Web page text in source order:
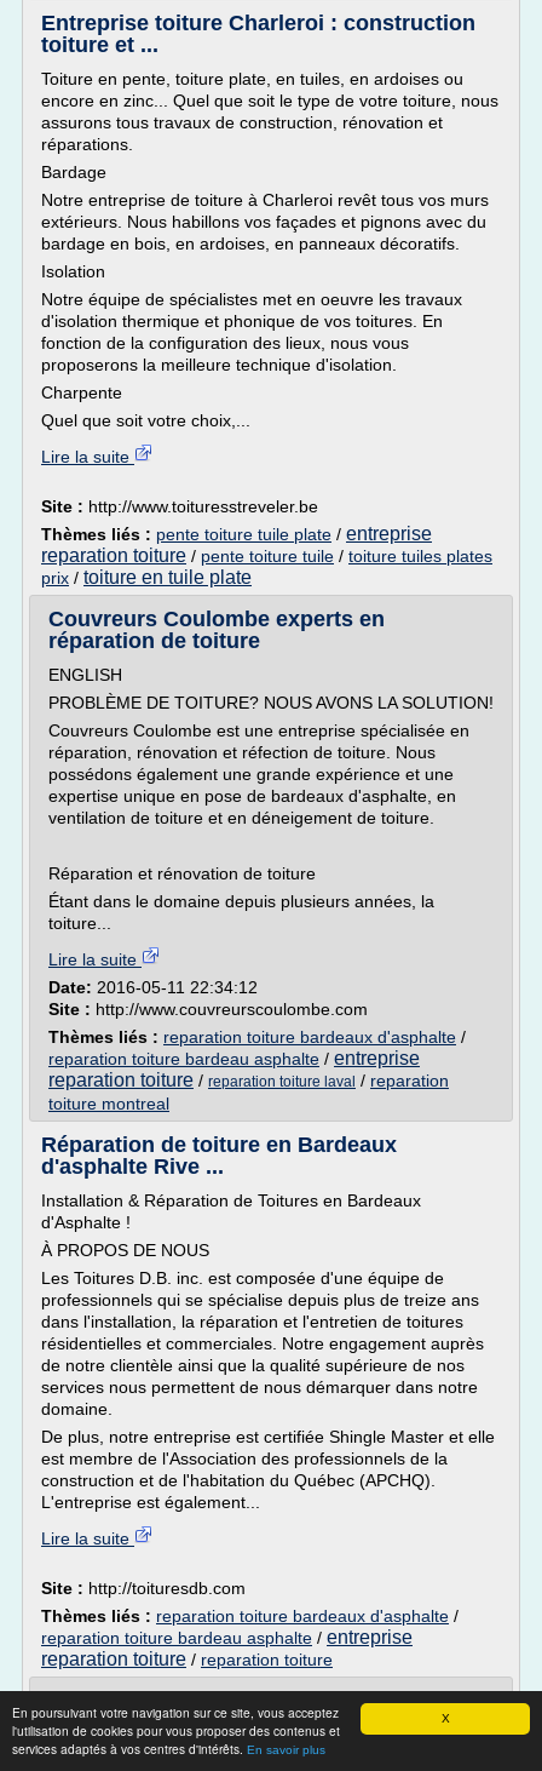
X
En poursuivant votre navigation sur ce site, vous acceptez
l'utilisation de cookies pour vous proposer des contenus et
services adaptés à vos centres d'intérêts. En savoir plus
Entreprise toiture Charleroi : construction
toiture et ...
Toiture en pente, toiture plate, en tuiles, en ardoises ou
encore en zinc... Quel que soit le type de votre toiture, nous
assurons tous travaux de construction, rénovation et
réparations.
Bardage
Notre entreprise de toiture à Charleroi revêt tous vos murs
extérieurs. Nous habillons vos façades et pignons avec du
bardage en bois, en ardoises, en panneaux décoratifs.
Isolation
Notre équipe de spécialistes met en oeuvre les travaux
d'isolation thermique et phonique de vos toitures. En
fonction de la configuration des lieux, nous vous
proposerons la meilleure technique d'isolation.
Charpente
Quel que soit votre choix,...
Lire la suite
Site : http://www.toituresstreveler.be
Thèmes liés : pente toiture tuile plate / entreprise
reparation toiture / pente toiture tuile / toiture tuiles plates
prix / toiture en tuile plate
Couvreurs Coulombe experts en
réparation de toiture
ENGLISH
PROBLÈME DE TOITURE? NOUS AVONS LA SOLUTION!
Couvreurs Coulombe est une entreprise spécialisée en
réparation, rénovation et réfection de toiture. Nous
possédons également une grande expérience et une
expertise unique en pose de bardeaux d'asphalte, en
ventilation de toiture et en déneigement de toiture.
Réparation et rénovation de toiture
Étant dans le domaine depuis plusieurs années, la
toiture...
Lire la suite
Date: 2016-05-11 22:34:12
Site : http://www.couvreurscoulombe.com
Thèmes liés : reparation toiture bardeaux d'asphalte /
reparation toiture bardeau asphalte / entreprise
reparation toiture / reparation toiture laval / reparation
toiture montreal
Réparation de toiture en Bardeaux
d'asphalte Rive ...
Installation & Réparation de Toitures en Bardeaux
d'Asphalte !
À PROPOS DE NOUS
Les Toitures D.B. inc. est composée d'une équipe de
professionnels qui se spécialise depuis plus de treize ans
dans l'installation, la réparation et l'entretien de toitures
résidentielles et commerciales. Notre engagement auprès
de notre clientèle ainsi que la qualité supérieure de nos
services nous permettent de nous démarquer dans notre
domaine.
De plus, notre entreprise est certifiée Shingle Master et elle
est membre de l'Association des professionnels de la
construction et de l'habitation du Québec (APCHQ).
L'entreprise est également...
Lire la suite
Site : http://toituresdb.com
Thèmes liés : reparation toiture bardeaux d'asphalte /
reparation toiture bardeau asphalte / entreprise
reparation toiture / reparation toiture
Entreprise rénovation & réparation toiture
Nivelles - Remy ...
Profitez de notre expertise et savoir-faire dans le domaine